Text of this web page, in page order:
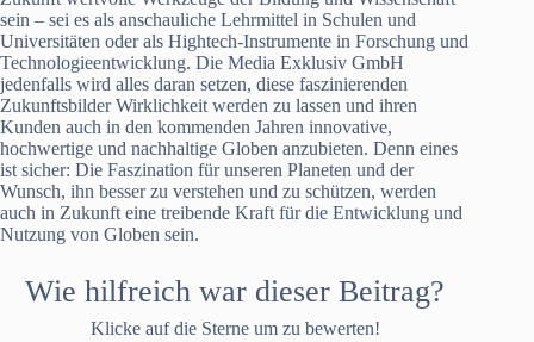
sein – sei es als anschauliche Lehrmittel in Schulen und
Universitäten oder als Hightech-Instrumente in Forschung und
Technologieentwicklung. Die Media Exklusiv GmbH
jedenfalls wird alles daran setzen, diese faszinierenden
Zukunftsbilder Wirklichkeit werden zu lassen und ihren
Kunden auch in den kommenden Jahren innovative,
hochwertige und nachhaltige Globen anzubieten. Denn eines
ist sicher: Die Faszination für unseren Planeten und der
Wunsch, ihn besser zu verstehen und zu schützen, werden
auch in Zukunft eine treibende Kraft für die Entwicklung und
Nutzung von Globen sein.
Wie hilfreich war dieser Beitrag?
Klicke auf die Sterne um zu bewerten!